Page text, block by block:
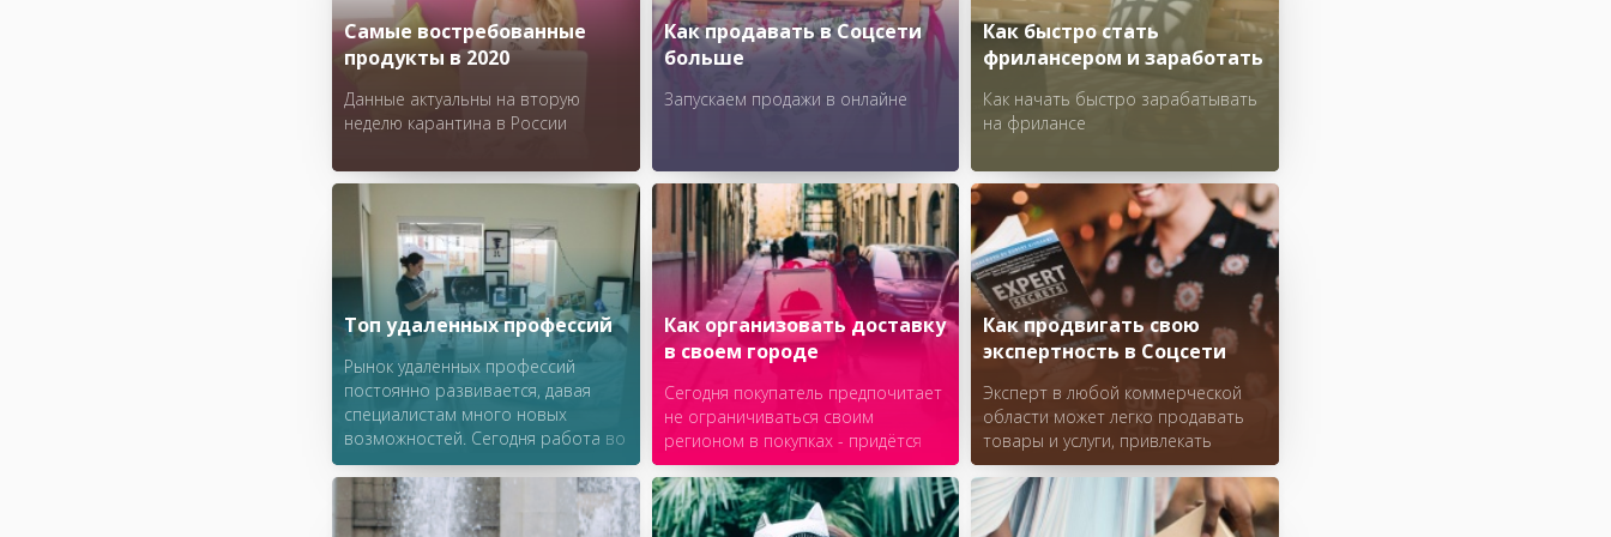
Самые востребованные
продукты в 2020
Данные актуальны на вторую
неделю карантина в России
Как продавать в Соцсети
больше
Запускаем продажи в онлайне
Как быстро стать
фрилансером и заработать
Как начать быстро зарабатывать
на фрилансе
Топ удаленных профессий
Рынок удаленных профессий
постоянно развивается, давая
специалистам много новых
возможностей. Сегодня работа во
фрилансе – это не только
возможность работать на себя и
покинуть офис, но действительно
Как организовать доставку
в своем городе
Сегодня покупатель предпочитает
не ограничиваться своим
регионом в покупках - придётся
наладить доставку.
Как продвигать свою
экспертность в Соцсети
Эксперт в любой коммерческой
области может легко продавать
товары и услуги, привлекать
новую целевую аудиторию в
Соцсети. Многие
предприниматели начинают свой